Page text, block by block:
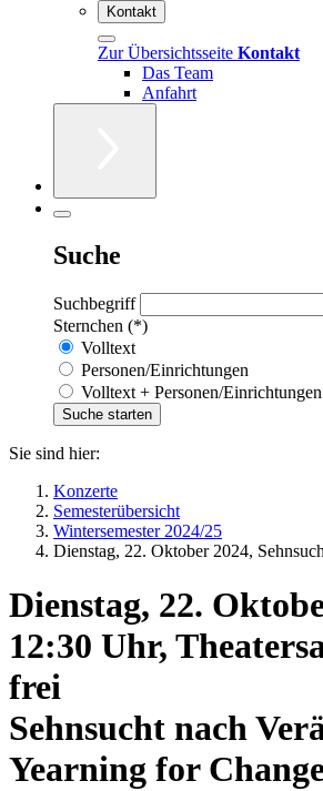
Kontakt
Zur Übersichtsseite Kontakt
Das Team
Anfahrt
Suche
Suchbegriff
Sternchen (*)
Volltext
Personen/Einrichtungen
Volltext + Personen/Einrichtungen
Sie sind hier:
Konzerte
Semesterübersicht
Wintersemester 2024/25
Dienstag, 22. Oktober 2024,
Dienstag, 22.
12:30 Uhr,
frei
Sehnsucht nach
Yearning for